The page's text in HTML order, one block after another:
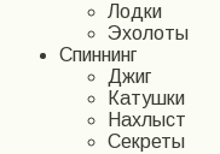
Лодки
Эхолоты
Спиннинг
Джиг
Катушки
Нахлыст
Секреты